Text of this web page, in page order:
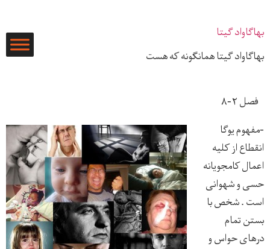
بهاگاواد گیتا
بهاگاواد گیتا همانگونه که هست
فصل ۲-۸
-مفهوم يوگا
انقطاع از كليه
اعمال كامجويانه
حسی و شهوانی
است . شخص با
بستن تمام
درهای حواس و